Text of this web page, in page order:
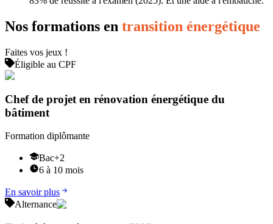
Nos formations en transition énergétique
Faites vos jeux !
Éligible au CPF
Chef de projet en rénovation énergétique du
bâtiment
Formation diplômante
Bac+2
6 à 10 mois
En savoir plus
Alternance